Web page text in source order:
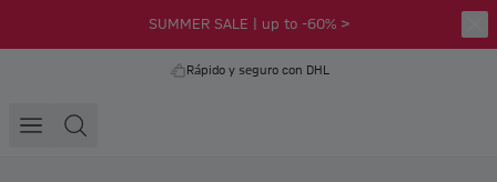
SUMMER SALE | up to -60% >
Rápido y seguro con DHL